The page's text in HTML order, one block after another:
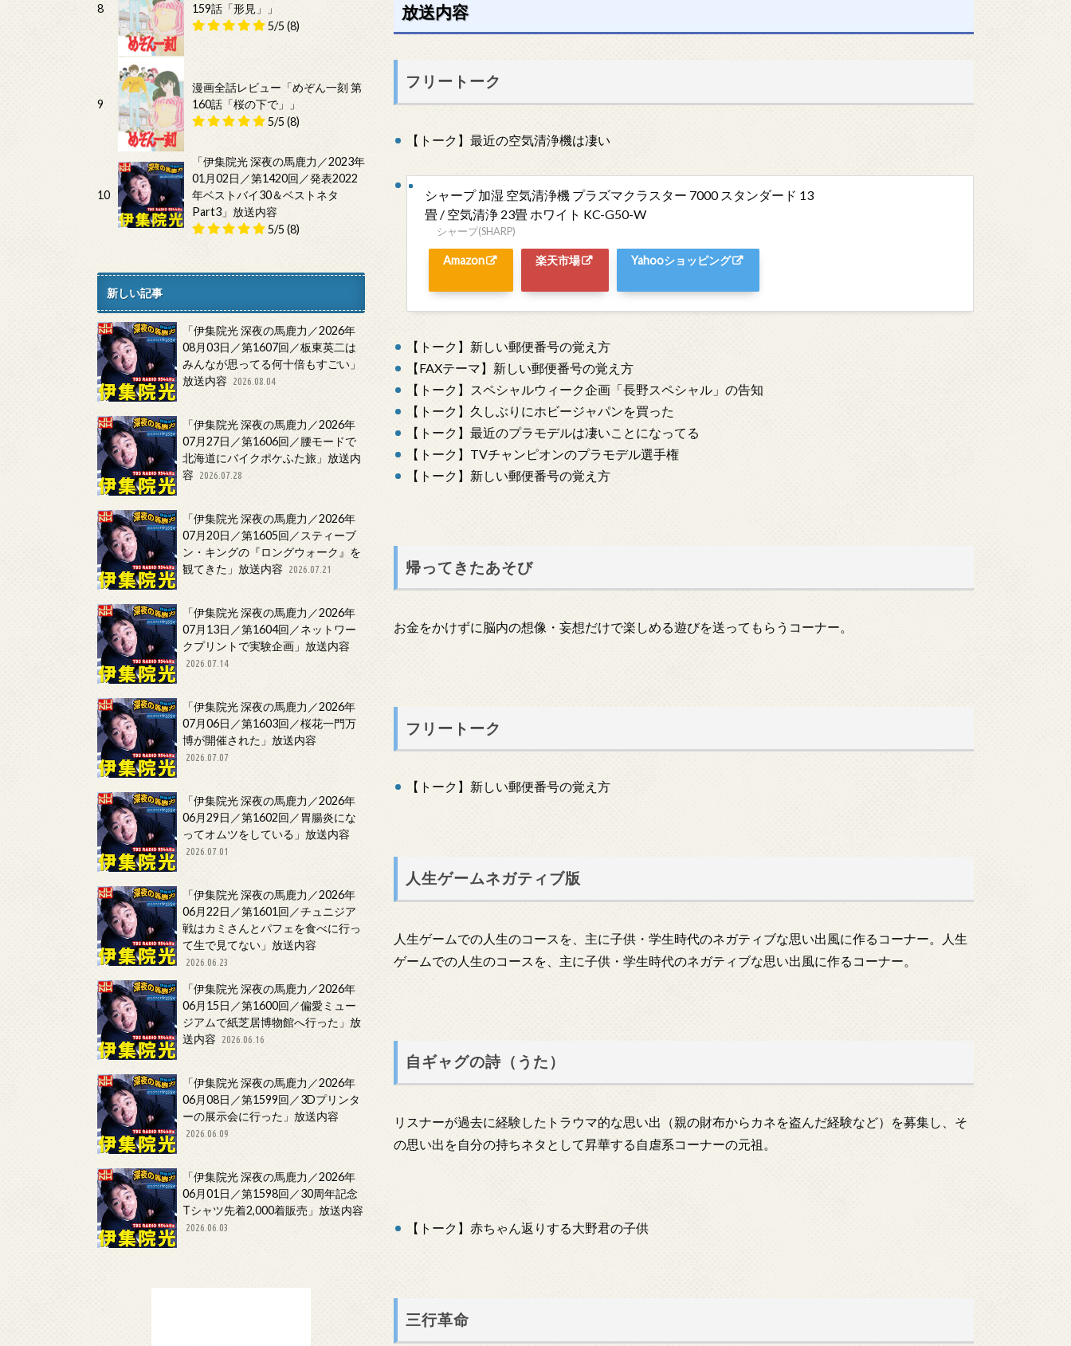
放送内容
フリートーク
【トーク】最近の空気清浄機は凄い
シャープ 加湿 空気清浄機 プラズマクラスター 7000 スタンダード 13
畳 / 空気清浄 23畳 ホワイト KC-G50-W
シャープ(SHARP)
Amazon 楽天市場 Yahooショッピング
【トーク】新しい郵便番号の覚え方
【FAXテーマ】新しい郵便番号の覚え方
【トーク】スペシャルウィーク企画「長野スペシャル」の告知
【トーク】久しぶりにホビージャパンを買った
【トーク】最近のプラモデルは凄いことになってる
【トーク】TVチャンピオンのプラモデル選手権
【トーク】新しい郵便番号の覚え方
帰ってきたあそび
お金をかけずに脳内の想像・妄想だけで楽しめる遊びを送ってもらうコーナー。
フリートーク
【トーク】新しい郵便番号の覚え方
人生ゲームネガティブ版
人生ゲームでの人生のコースを、主に子供・学生時代のネガティブな思い出風に作るコーナー。人生
ゲームでの人生のコースを、主に子供・学生時代のネガティブな思い出風に作るコーナー。
自ギャグの詩（うた）
リスナーが過去に経験したトラウマ的な思い出（親の財布からカネを盗んだ経験など）を募集し、そ
の思い出を自分の持ちネタとして昇華する自虐系コーナーの元祖。
【トーク】赤ちゃん返りする大野君の子供
三行革命
8
159話「形見」」
5/5 (8)
9
漫画全話レビュー「めぞん一刻 第
160話「桜の下で」」
5/5 (8)
10
「伊集院光 深夜の馬鹿力／2023年
01月02日／第1420回／発表2022
年ベストバイ30＆ベストネタ
Part3」放送内容
5/5 (8)
新しい記事
「伊集院光 深夜の馬鹿力／2026年
08月03日／第1607回／板東英二は
みんなが思ってる何十倍もすごい」
放送内容
2026.08.04
「伊集院光 深夜の馬鹿力／2026年
07月27日／第1606回／腰モードで
北海道にバイクポケふた旅」放送内
容
2026.07.28
「伊集院光 深夜の馬鹿力／2026年
07月20日／第1605回／スティーブ
ン・キングの『ロングウォーク』を
観てきた」放送内容
2026.07.21
「伊集院光 深夜の馬鹿力／2026年
07月13日／第1604回／ネットワー
クプリントで実験企画」放送内容
2026.07.14
「伊集院光 深夜の馬鹿力／2026年
07月06日／第1603回／桜花一門万
博が開催された」放送内容
2026.07.07
「伊集院光 深夜の馬鹿力／2026年
06月29日／第1602回／胃腸炎にな
ってオムツをしている」放送内容
2026.07.01
「伊集院光 深夜の馬鹿力／2026年
06月22日／第1601回／チュニジア
戦はカミさんとパフェを食べに行っ
て生で見てない」放送内容
2026.06.23
「伊集院光 深夜の馬鹿力／2026年
06月15日／第1600回／偏愛ミュー
ジアムで紙芝居博物館へ行った」放
送内容
2026.06.16
「伊集院光 深夜の馬鹿力／2026年
06月08日／第1599回／3Dプリンタ
ーの展示会に行った」放送内容
2026.06.09
「伊集院光 深夜の馬鹿力／2026年
06月01日／第1598回／30周年記念
Tシャツ先着2,000着販売」放送内容
2026.06.03